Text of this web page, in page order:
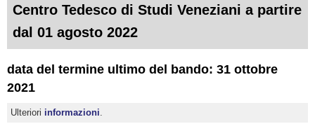
Centro Tedesco di Studi Veneziani a partire
dal 01 agosto 2022
data del termine ultimo del bando: 31 ottobre
2021
Ulteriori informazioni.